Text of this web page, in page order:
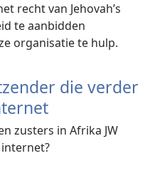
recht van Jehovah’s
te aanbidden
organisatie te hulp.
die verder
zusters in Afrika JW